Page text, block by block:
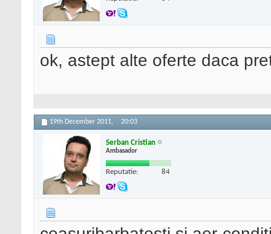
ok, astept alte oferte daca
19th December 2011, 20:03
Serban Cristian
Ambasador
Reputatie: 84